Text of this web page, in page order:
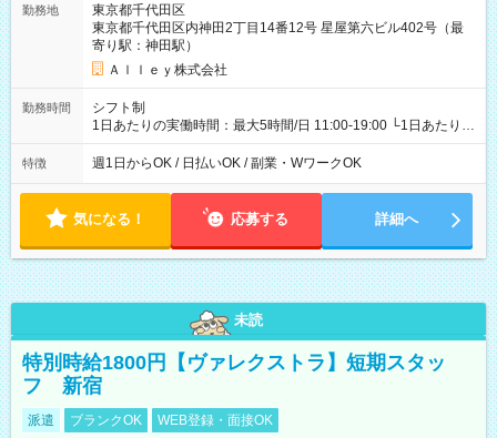
勤務地
東京都千代田区
東京都千代田区内神田2丁目14番12号 星屋第六ビル402号（最
寄り駅：神田駅）
Ａｌｌｅｙ株式会社
勤務時間
シフト制
1日あたりの実働時間：最大5時間/日 11:00-19:00 └1日あたりの
実働時間：1-5時間 └上記の時間帯内であれば、いつでも勤務可
能！ └平日・土曜日の中で、お好きな曜日でご勤務いただけま
18:00 などのように、自由な働き方が可能なお仕事です！
特徴 週1日からOK / 日払いOK / 副業・WワークOK
気になる！ 応募する 詳細へ
未読
特別時給1800円【ヴァレクストラ】短期スタッ
フ 新宿
派遣 ブランクOK WEB登録・面接OK